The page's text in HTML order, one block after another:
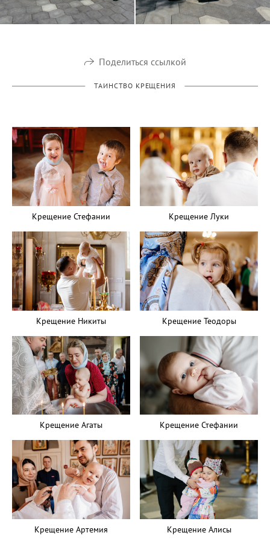
Поделиться ссылкой
ТАИНСТВО КРЕЩЕНИЯ
Крещение Стефании Крещение Луки
Крещение Никиты Крещение Теодоры
Крещение Агаты Крещение Стефании
Крещение Артемия Крещение Алисы